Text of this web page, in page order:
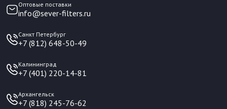
Оптовые поставки
info@sever-filters.ru
Санкт Петербург
+7 (812) 648-50-49
Калининград
+7 (401) 220-14-81
Архангельск
+7 (818) 245-76-62